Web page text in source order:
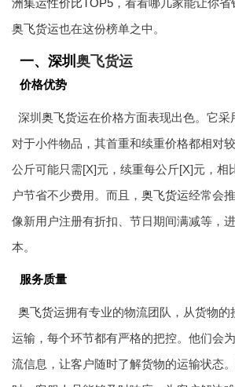
洲集运性价比TOP5 ，看看哪几家能让你
奥飞货运也在这份榜单之中。
一、深圳 奥飞货运
价格优势
深圳 奥飞货运在价格方面表现出色。它采
对于小件物品，其首重和续重价格都相对
公斤可能只需[X]元，续重每公斤[X]元，相
户节省不少费用。而且， 奥飞货运经常会
像新用户注册有折扣、节日期间满减等，
本。
服务质量
奥飞货运拥有专业的物流团队，从货物的
运输，每个环节都有严格的把控。他们会
流信息，让客户随时了解货物的运输状态